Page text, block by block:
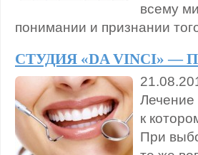
всему
понимании и признании
СТУДИЯ «DA VINCI»
Лечение
к
При